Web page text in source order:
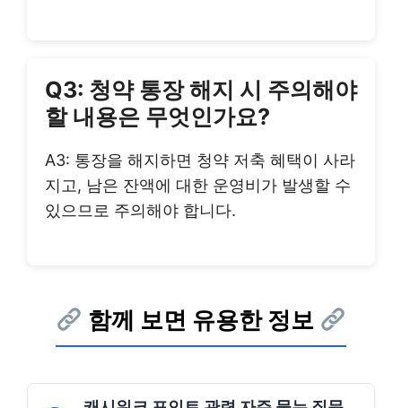
Q3: 청약 통장 해지 시 주의해야
할 내용은 무엇인가요?
A3: 통장을 해지하면 청약 저축 혜택이 사라
지고, 남은 잔액에 대한 운영비가 발생할 수
있으므로 주의해야 합니다.
함께 보면 유용한 정보